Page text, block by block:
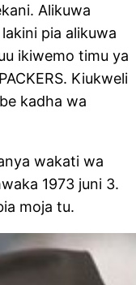
Alikuwa
pia alikuwa
ikiwemo timu ya
Kiukweli
kadha wa
wakati wa
1973 juni 3.
moja tu.